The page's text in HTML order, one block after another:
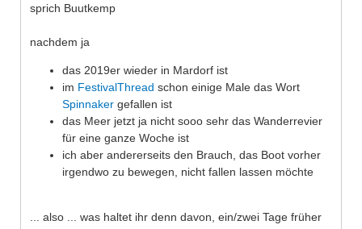
sprich Buutkemp
nachdem ja
das 2019er wieder in Mardorf ist
im FestivalThread schon einige Male das Wort
Spinnaker gefallen ist
das Meer jetzt ja nicht sooo sehr das Wanderrevier
für eine ganze Woche ist
ich aber andererseits den Brauch, das Boot vorher
irgendwo zu bewegen, nicht fallen lassen möchte
... also ... was haltet ihr denn davon, ein/zwei Tage früher